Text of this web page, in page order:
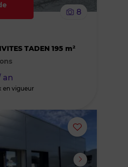
8
TADEN 195 m²
an
en vigueur
Ajouter
ou